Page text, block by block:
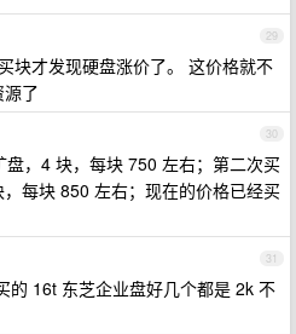
29
块才发现硬盘涨价了。 这价格就不
了
30
，4 块，每块 750 左右；第二次买
每块 850 左右；现在的价格已经买
31
的 16t 东芝企业盘好几个都是 2k 不